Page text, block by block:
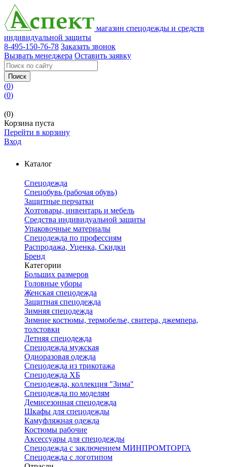
магазин спецодежды и средств
индивидуальной защиты
8-495-150-76-78 Заказать звонок
Вызвать менеджера Оставить заявку
Поиск
(0)
(0)
(0)
Корзина пуста
Перейти в корзину
Вход
Каталог
Спецодежда
Спецобувь (рабочая обувь)
Защитные перчатки
Хозтовары, инвентарь и мебель
Средства индивидуальной защиты
Упаковочные материалы
Спецодежда по профессиям
Распродажа, Уценка, Скидки
Бренд
Категории
Больших размеров
Головные уборы
Женская спецодежда
Защитная спецодежда
Зимняя спецодежда
Зимние костюмы, термобелье, свитера, джемпера,
толстовки
Летняя спецодежда
Спецодежда мужская
Одноразовая одежда
Спецодежда из трикотажа
Спецодежда ХБ
Спецодежда, коллекция "Зима"
Спецодежда по моделям
Демисезонная спецодежда
Шкафы для спецодежды
Камуфляжная одежда
Костюмы рабочие
Аксессуары для спецодежды
Спецодежда с заключением МИНПРОМТОРГА
Спецодежда с логотипом